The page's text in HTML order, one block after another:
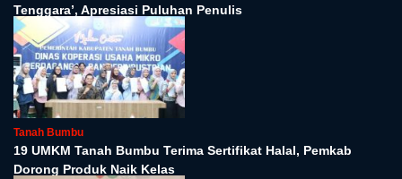
Tenggara’, Apresiasi Puluhan Penulis
Tanah Bumbu
19 UMKM Tanah Bumbu Terima Sertifikat Halal, Pemkab
Dorong Produk Naik Kelas